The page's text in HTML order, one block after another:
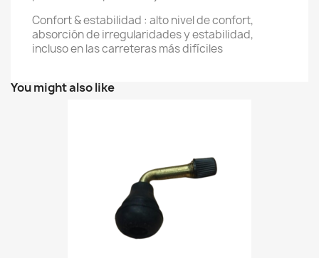
Confort & estabilidad : alto nivel de confort,
absorción de irregularidades y estabilidad,
incluso en las carreteras más difíciles
You might also like